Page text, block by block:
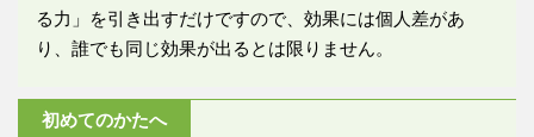
る力」を引き出すだけですので、効果には個人差があ
り、誰でも同じ効果が出るとは限りません。
初めてのかたへ